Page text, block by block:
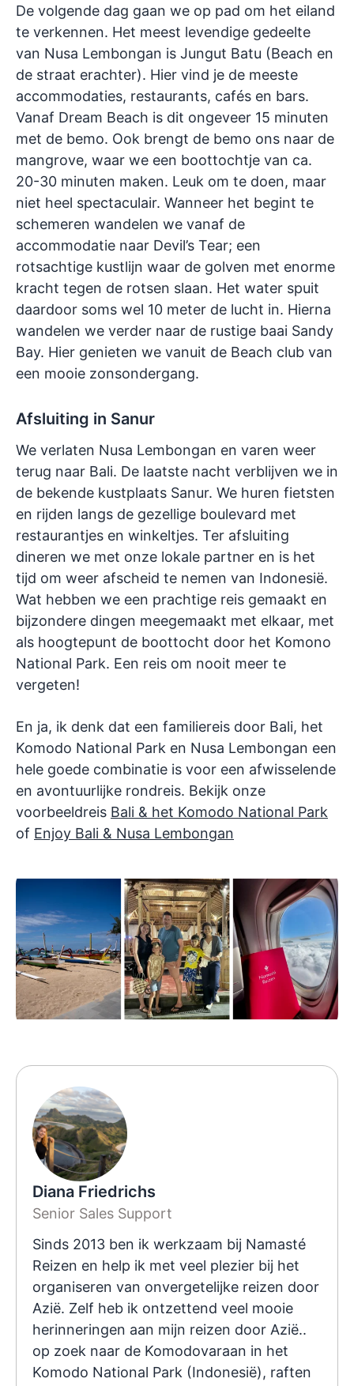
De volgende dag gaan we op pad om het eiland
te verkennen. Het meest levendige gedeelte
van Nusa Lembongan is Jungut Batu (Beach en
de straat erachter). Hier vind je de meeste
accommodaties, restaurants, cafés en bars.
Vanaf Dream Beach is dit ongeveer 15 minuten
met de bemo. Ook brengt de bemo ons naar de
mangrove, waar we een boottochtje van ca.
20-30 minuten maken. Leuk om te doen, maar
niet heel spectaculair. Wanneer het begint te
schemeren wandelen we vanaf de
accommodatie naar Devil’s Tear; een
rotsachtige kustlijn waar de golven met enorme
kracht tegen de rotsen slaan. Het water spuit
daardoor soms wel 10 meter de lucht in. Hierna
wandelen we verder naar de rustige baai Sandy
Bay. Hier genieten we vanuit de Beach club van
een mooie zonsondergang.
Afsluiting in Sanur
We verlaten Nusa Lembongan en varen weer
terug naar Bali. De laatste nacht verblijven we in
de bekende kustplaats Sanur. We huren fietsten
en rijden langs de gezellige boulevard met
restaurantjes en winkeltjes. Ter afsluiting
dineren we met onze lokale partner en is het
tijd om weer afscheid te nemen van Indonesië.
Wat hebben we een prachtige reis gemaakt en
bijzondere dingen meegemaakt met elkaar, met
als hoogtepunt de boottocht door het Komono
National Park. Een reis om nooit meer te
vergeten!
En ja, ik denk dat een familiereis door Bali, het
Komodo National Park en Nusa Lembongan een
hele goede combinatie is voor een afwisselende
en avontuurlijke rondreis. Bekijk onze
voorbeeldreis Bali & het Komodo National Park
of Enjoy Bali & Nusa Lembongan
Diana Friedrichs
Senior Sales Support
Sinds 2013 ben ik werkzaam bij Namasté
Reizen en help ik met veel plezier bij het
organiseren van onvergetelijke reizen door
Azië. Zelf heb ik ontzettend veel mooie
herinneringen aan mijn reizen door Azië..
op zoek naar de Komodovaraan in het
Komodo National Park (Indonesië), raften